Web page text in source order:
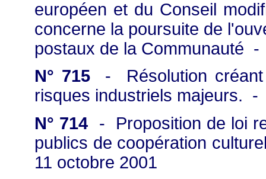
européen et du Conseil
concerne la poursuite de
postaux de la Communauté
N° 715- Résolution créant
risques industriels majeurs.
N° 714 - Proposition de loi
publics de coopération
11 octobre 2001